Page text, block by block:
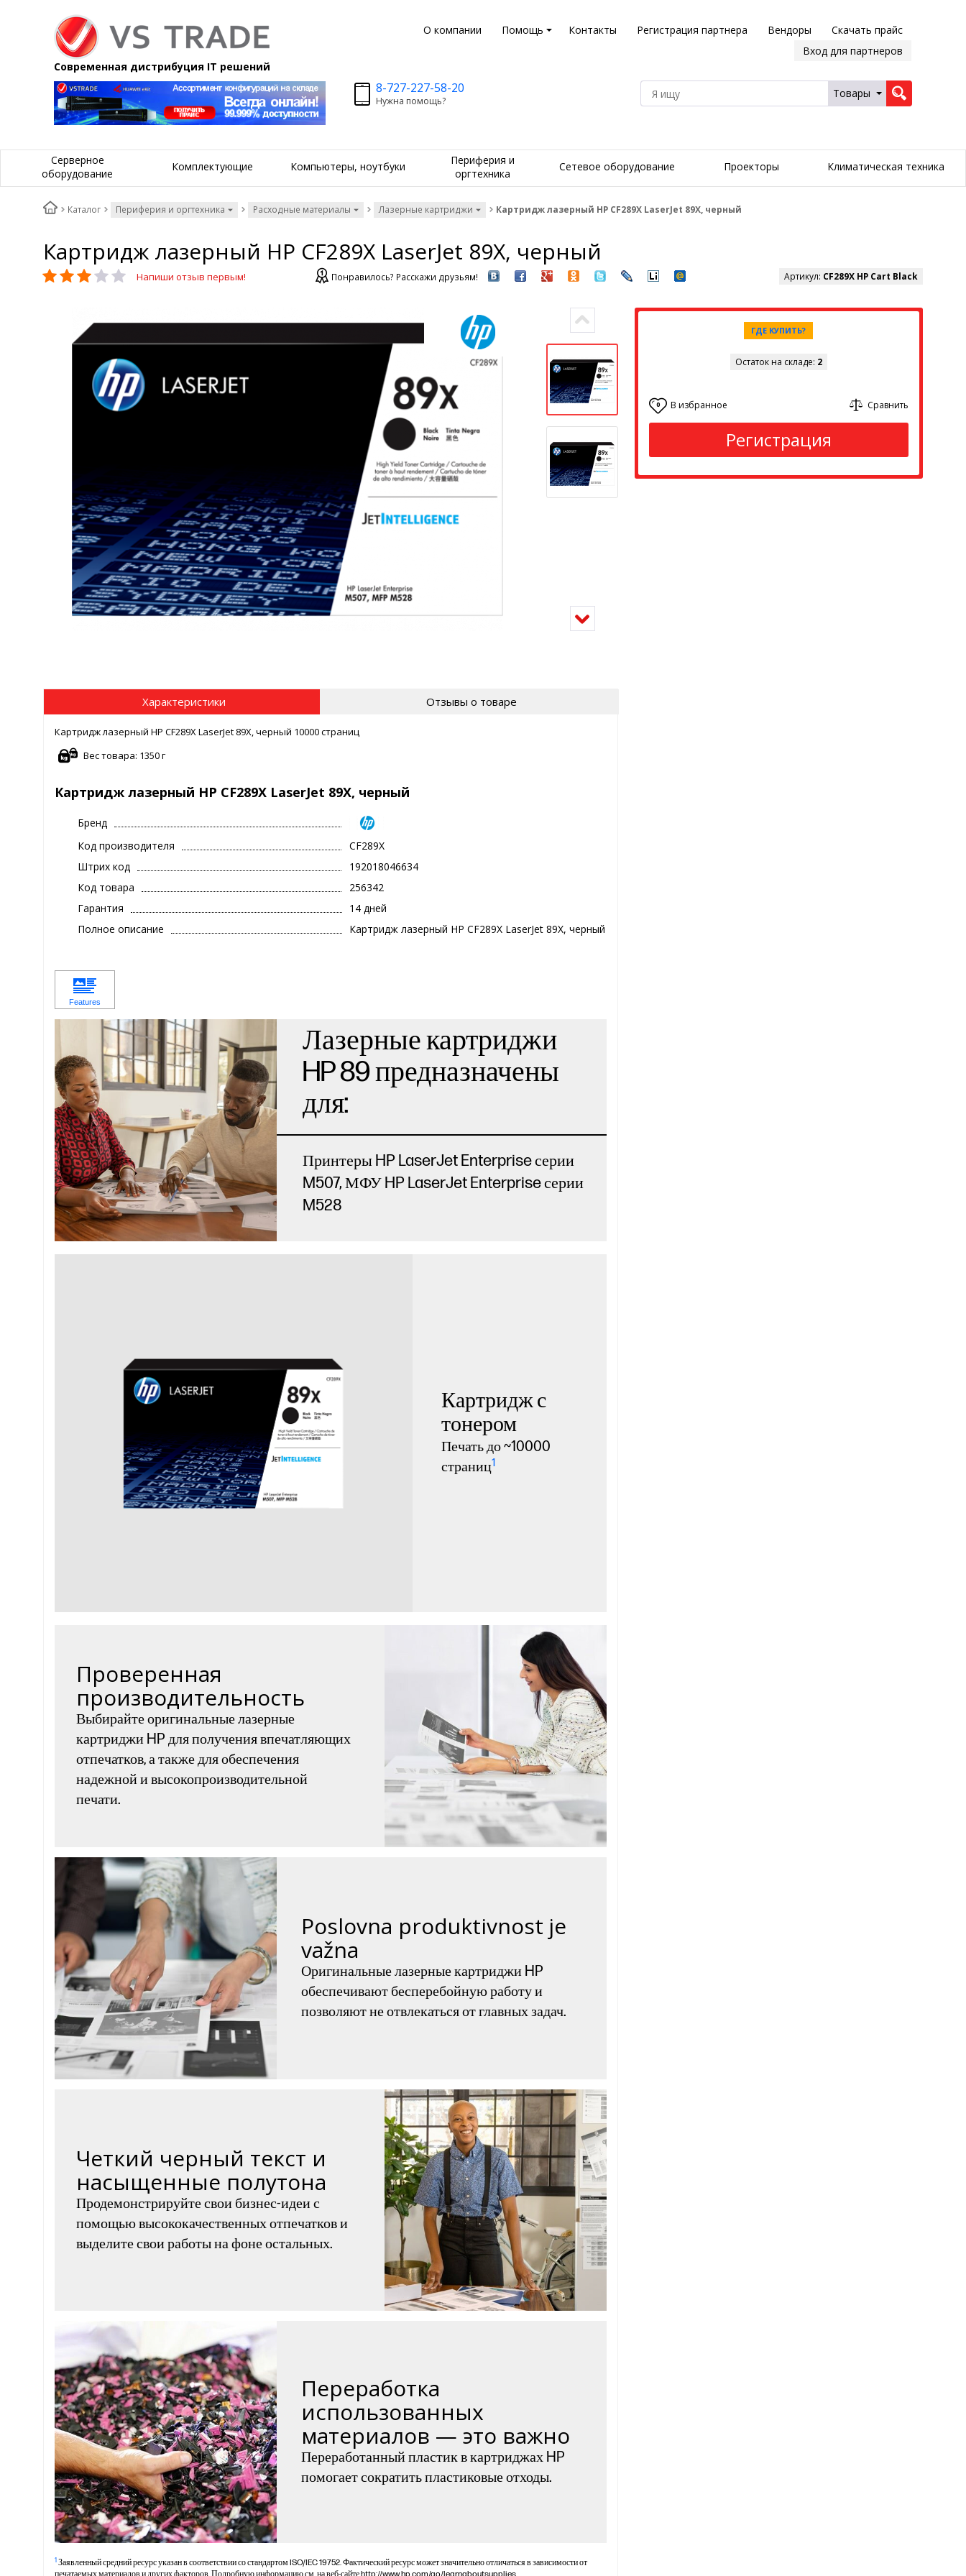
О компании Помощь Контакты Регистрация партнера Вендоры
Скачать прайс
Вход для партнеров
Современная дистрибуция IT решений
8-727-227-58-20
Нужна помощь?
Товары
Серверное
оборудование
Комплектующие Компьютеры, ноутбуки
Периферия и
оргтехника
Сетевое оборудование Проекторы Климатическая техника
Каталог Периферия и оргтехника Расходные материалы Лазерные картриджи Картридж лазерный HP CF289X LaserJet 89X, черный
Картридж лазерный HP CF289X LaserJet 89X, черный
Напиши отзыв первым! Понравилось? Расскажи друзьям! Артикул: CF289X HP Cart Black
ГДЕ КУПИТЬ?
Остаток на складе: 2
0 В избранное Сравнить
Регистрация
Характеристики Отзывы о товаре
Картридж лазерный HP CF289X LaserJet 89X, черный 10000 страниц
Вес товара: 1350 г
Картридж лазерный HP CF289X LaserJet 89X, черный
Бренд
Код производителя
CF289X
Штрих код
192018046634
Код товара
256342
Гарантия
14 дней
Полное описание
Картридж лазерный HP CF289X LaserJet 89X, черный
Лазерные картриджи
HP 89 предназначены
для:
Принтеры HP LaserJet Enterprise серии
M507, МФУ HP LaserJet Enterprise серии
M528
Картридж с
тонером
Печать до ~10000
страниц1
Проверенная
производительность
Выбирайте оригинальные лазерные
картриджи HP для получения впечатляющих
отпечатков, а также для обеспечения
надежной и высокопроизводительной
печати.
Poslovna produktivnost je
važna
Оригинальные лазерные картриджи HP
обеспечивают бесперебойную работу и
позволяют не отвлекаться от главных задач.
Четкий черный текст и
насыщенные полутона
Продемонстрируйте свои бизнес-идеи с
помощью высококачественных отпечатков и
выделите свои работы на фоне остальных.
Переработка
использованных
материалов — это важно
Переработанный пластик в картриджах HP
помогает сократить пластиковые отходы.
1 Заявленный средний ресурс указан в соответствии со стандартом ISO/IEC 19752. Фактический ресурс может значительно отличаться в зависимости от
печатаемых материалов и других факторов. Подробную информацию см. на веб-сайте http://www.hp.com/go/learnaboutsupplies.